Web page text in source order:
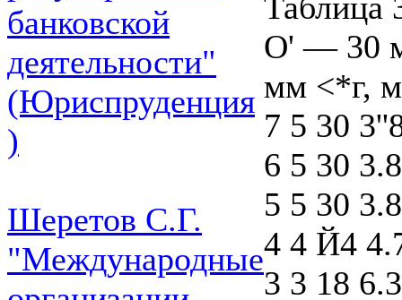
банковской
деятельности"
(Юриспруденция
)
Шеретов С.Г.
"Международные
О' — 30
мм <*г,
7 5 30
6 5 30
5 5 30
4 4 Й4
3 3 18